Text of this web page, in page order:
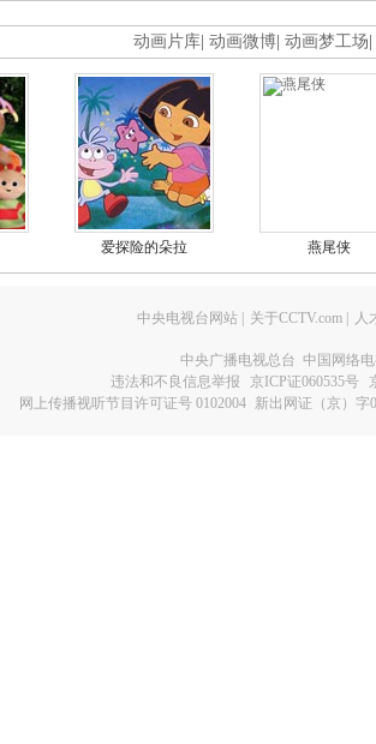
动画片库 动画微博 动画梦工场
爱探险的朵拉 燕尾侠
中央电视台网站 关于CCTV.com 人
中央广播电视总台 中国网络
违法和不良信息举报
京ICP证060535号
网上传播视听节目许可证号 0102004 新出网证（京）